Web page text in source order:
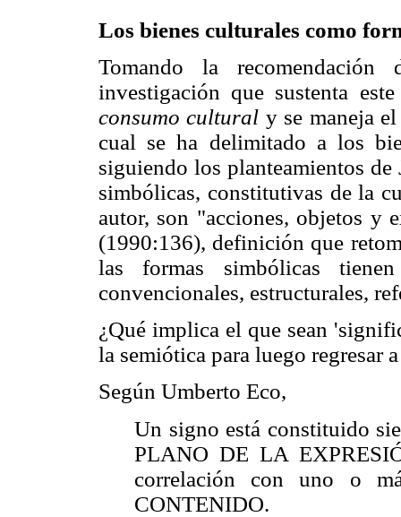
Los bienes culturales como
Tomando la
investigación que sustenta
consumo cultural y se maneja
cual se ha delimitado a los
siguiendo los planteamientos
simbólicas, constitutivas de la
autor, son "acciones, objetos y
(1990:136), definición que
las formas simbólicas
convencionales, estructurales,
¿Qué implica el que sean
la semiótica para luego regresar
Según Umberto Eco,
Un signo está constituido
PLANO DE LA
correlación con uno o
CONTENIDO.